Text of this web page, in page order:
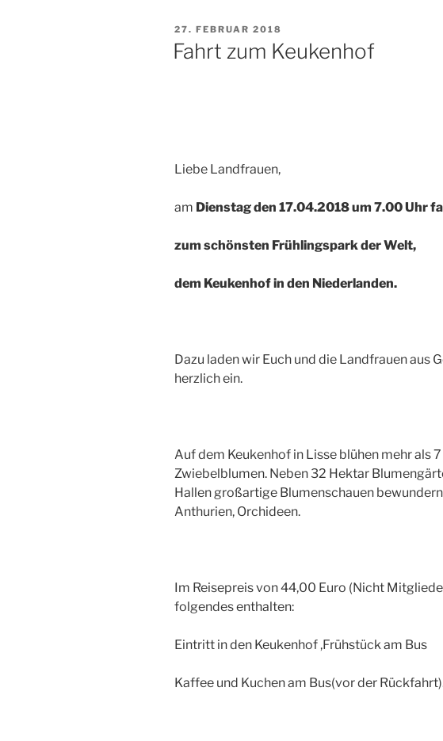
VERÖFFENTLICHT
AM
27. FEBRUAR 2018
Fahrt zum Keukenhof
Liebe Landfrauen,
am Dienstag den 17.04.2018 um 7.00 Uhr
zum schönsten Frühlingspark der Welt,
dem Keukenhof in den Niederlanden.
Dazu laden wir Euch und die Landfrauen aus
herzlich ein.
Auf dem Keukenhof in Lisse blühen mehr als
Zwiebelblumen. Neben 32 Hektar
Hallen großartige Blumenschauen
Anthurien, Orchideen.
Im Reisepreis von 44,00 Euro (Nicht
folgendes enthalten:
Eintritt in den Keukenhof ,Frühstück am Bus
Kaffee und Kuchen am Bus(vor der